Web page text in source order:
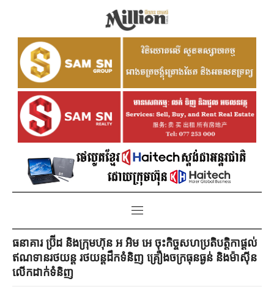
ធនាគារ ប្រ៊ីដ និងក្រុមហ៊ុន អ អិម អេ ចុះកិច្ចសហប្រតិបត្តិកាផ្តល់
ឥណទានរថយន្ត រថយន្តដឹកទំនិញ គ្រឿងចក្រធុនធ្ងន់ និងម៉ាស៊ីន
លើកដាក់ទំនិញ